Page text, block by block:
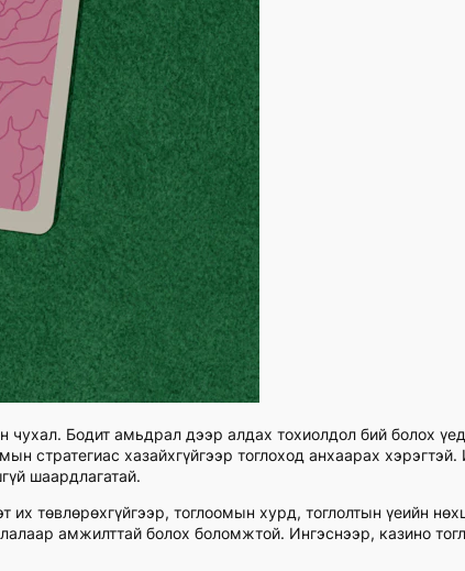
чухал. Бодит амьдрал дээр алдах тохиолдол бий болох
стратегиас хазайхгүйгээр тоглоход анхаарах
шаардлагатай.
төвлөрөхгүйгээр, тоглоомын хурд, тоглолтын үеийн
амжилттай болох боломжтой. Ингэснээр, казино